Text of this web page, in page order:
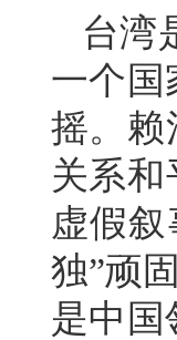
台湾
一个国
摇。赖
关系
虚假
独”顽
是中